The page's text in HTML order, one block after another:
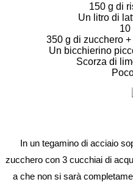
150 g di
Un litro di
10
350 g di zucchero
Un bicchierino
Scorza di
In un tegamino di acciaio
zucchero con 3 cucchiai di
a che non si sarà